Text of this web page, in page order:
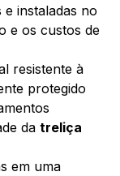
instaladas no
e os custos de
resistente à
protegido
datreliça
em uma